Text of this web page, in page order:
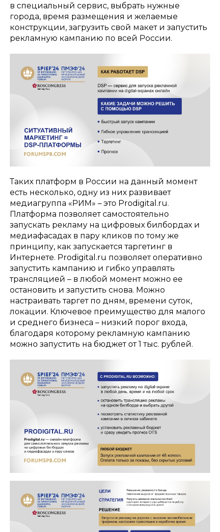
в специальный сервис, выбрать нужные
города, время размещения и желаемые
конструкции, загрузить свой макет и запустить
рекламную кампанию по всей России.
Таких платформ в России на данный момент
есть несколько, одну из них развивает
медиагруппа «РИМ» – это Prodigital.ru.
Платформа позволяет самостоятельно
запускать рекламу на цифровых билбордах и
медиафасадах в пару кликов по тому же
принципу, как запускается таргетинг в
Интернете. Prodigital.ru позволяет оперативно
запустить кампанию и гибко управлять
трансляцией – в любой момент можно ее
остановить и запустить снова. Можно
настраивать таргет по дням, времени суток,
локации. Ключевое преимущество для малого
и среднего бизнеса – низкий порог входа,
благодаря которому рекламную кампанию
можно запустить на бюджет от 1 тыс. рублей.